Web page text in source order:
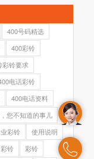
400号码精选
400彩铃
彩铃要求
电话彩铃
400电话资料
您不知道的事儿
彩铃
使用说明
铃 彩铃